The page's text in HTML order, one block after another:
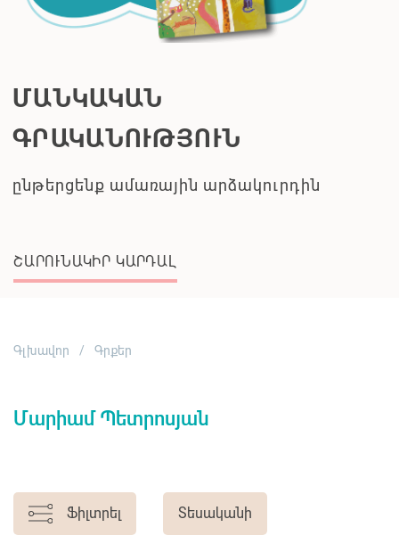
Գլխավոր Գրքեր
Մարիամ Պետրոսյան
Ֆիլտրել Տեսականի